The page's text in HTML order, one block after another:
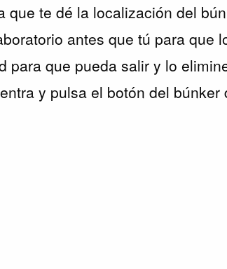
que te dé la localización del
antes que tú para que
para que pueda salir y lo
y pulsa el botón del búnker